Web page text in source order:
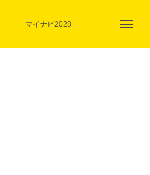
マイナビ2028